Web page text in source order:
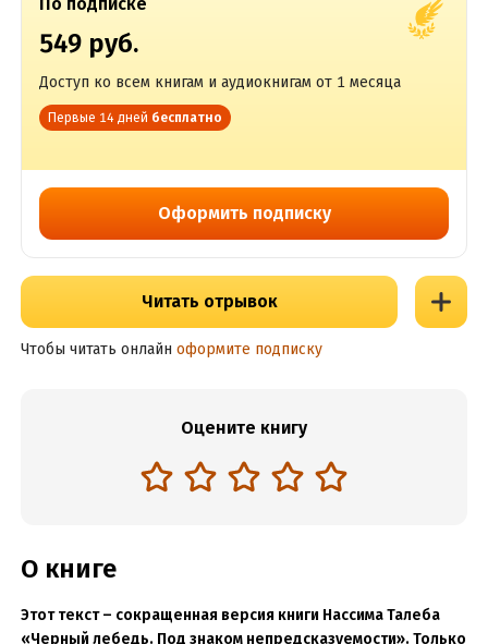
549 руб.
Доступ ко всем книгам и аудиокнигам от 1 месяца
Первые 14 дней бесплатно
Оформить подписку
Читать отрывок
Чтобы читать онлайн оформите подписку
Оцените книгу
О книге
Этот текст – сокращенная версия книги Нассима Талеба
«Черный лебедь. Под знаком непредсказуемости». Только